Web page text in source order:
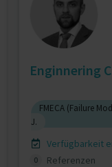
Enginnering
FMECA (Failure
J.
Verfügbarkeit
0
Referenzen